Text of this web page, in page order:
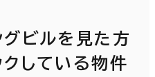
ビルを見た方
している物件